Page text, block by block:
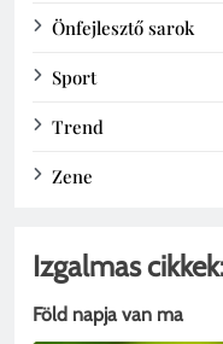
Önfejlesztő sarok
Sport
Trend
Zene
Izgalmas
Föld napja van ma